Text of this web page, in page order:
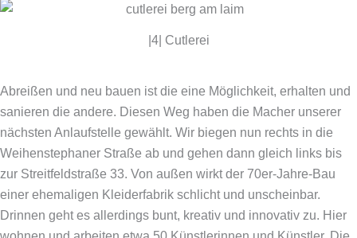
|4| Cutlerei
Abreißen und neu bauen ist die eine Möglichkeit, erhalten und
sanieren die andere. Diesen Weg haben die Macher unserer
nächsten Anlaufstelle gewählt. Wir biegen nun rechts in die
Weihenstephaner Straße ab und gehen dann gleich links bis
zur Streitfeldstraße 33. Von außen wirkt der 70er-Jahre-Bau
einer ehemaligen Kleiderfabrik schlicht und unscheinbar.
Drinnen geht es allerdings bunt, kreativ und innovativ zu. Hier